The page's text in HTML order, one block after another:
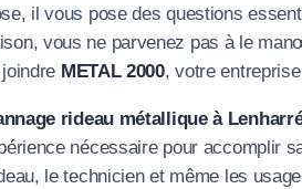
il vous pose des questions
vous ne parvenez pas à le
METAL 2000, votre
rideau métallique à
nécessaire pour accomplir
le technicien et même les